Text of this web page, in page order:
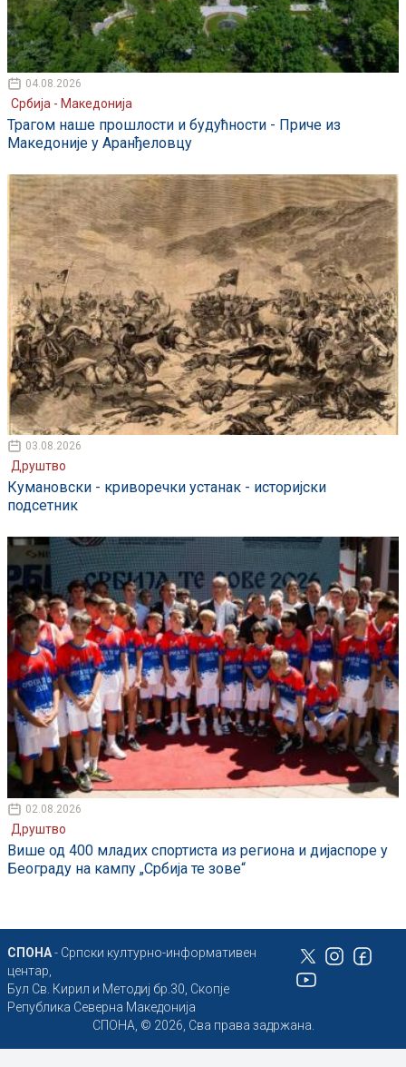
04.08.2026
Србија - Македонија
Трагом наше прошлости и будућности - Приче из
Македоније у Аранђеловцу
03.08.2026
Друштво
Кумановски - криворечки устанак - историјски
подсетник
02.08.2026
Друштво
Више од 400 младих спортиста из региона и дијаспоре у
Београду на кампу „Србија те зове“
СПОНА- Српски културно-информативен
центар,
Бул Св. Кирил и Методиј бр.30, Скопје
Република Северна Македонија
СПОНА, © 2026, Сва права задржана.